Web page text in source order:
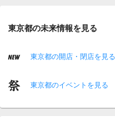
東京都の未来情報を見る
東京都の開店・閉店を見る
東京都のイベントを見る